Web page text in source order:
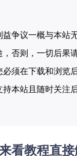
争议一概与本站
否则，一切后果
须在下载和浏览
本站且随时关注
看教程直接